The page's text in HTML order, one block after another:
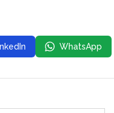
WhatsApp